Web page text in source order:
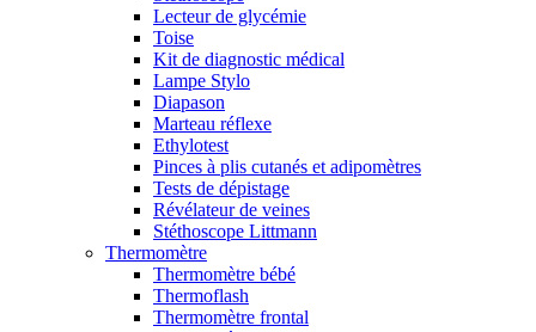
Lecteur de glycémie
Toise
Kit de diagnostic médical
Lampe Stylo
Diapason
Marteau réflexe
Ethylotest
Pinces à plis cutanés et adipomètres
Tests de dépistage
Révélateur de veines
Stéthoscope Littmann
Thermomètre
Thermomètre bébé
Thermoflash
Thermomètre frontal